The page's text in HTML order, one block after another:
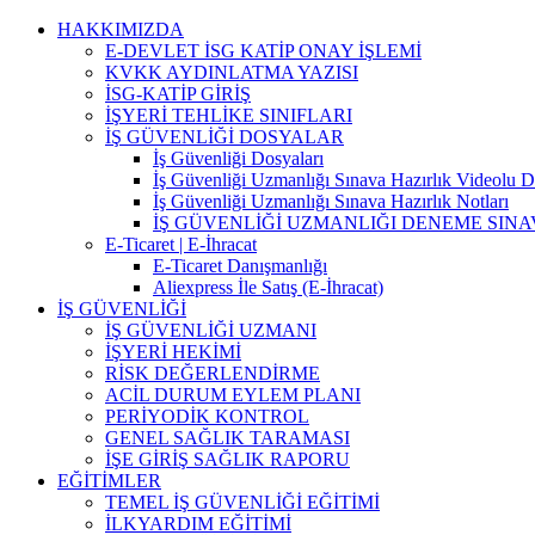
Skip
HAKKIMIZDA
E-DEVLET İSG KATİP ONAY İŞLEMİ
KVKK AYDINLATMA YAZISI
İSG-KATİP GİRİŞ
İŞYERİ TEHLİKE SINIFLARI
İŞ GÜVENLİĞİ DOSYALAR
İş Güvenliği Dosyaları
İş Güvenliği Uzmanlığı Sınava Hazırlık Videolu
İş Güvenliği Uzmanlığı Sınava Hazırlık Notları
İŞ GÜVENLİĞİ UZMANLIĞI DENEME
E-Ticaret | E-İhracat
E-Ticaret Danışmanlığı
Aliexpress İle Satış (E-İhracat)
İŞ GÜVENLİĞİ
İŞ GÜVENLİĞİ UZMANI
İŞYERİ HEKİMİ
RİSK DEĞERLENDİRME
ACİL DURUM EYLEM PLANI
PERİYODİK KONTROL
GENEL SAĞLIK TARAMASI
İŞE GİRİŞ SAĞLIK RAPORU
EĞİTİMLER
TEMEL İŞ GÜVENLİĞİ EĞİTİMİ
İLKYARDIM EĞİTİMİ